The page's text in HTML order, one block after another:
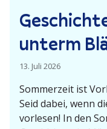
s
e
z
e
i
t
l
z
e
­
g
unterm
13. Juli 2026
Sommerzeit ist
Seid dabei, wenn
vorlesen! In den